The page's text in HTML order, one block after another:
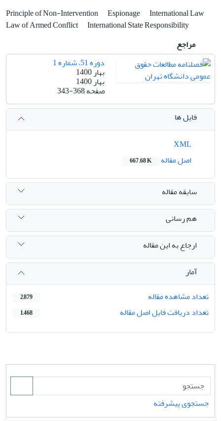
Principle of Non-Intervention Espionage
International Law
Law of Armed Conflict International State Responsibility
مراجع
دوره 51، شماره 1
بهار 1400
بهار 1400
صفحه343-368
فایل ها
اصل مقاله
667.68 K
سابقه مقاله
هم رسانی
ارجاع به این مقاله
آمار
تعداد مشاهده مقاله
2,879
تعداد دریافت فایل اصل مقاله 1,468
جستجوی پیشرفته